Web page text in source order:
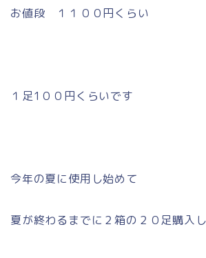
お値段 １１００円くらい
１足1００円くらいです
今年の夏に使用し始めて
夏が終わるまでに２箱の２０足購入